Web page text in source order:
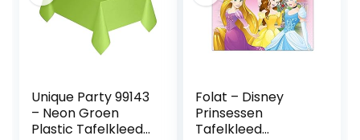
Unique Party 99143
– Neon Groen
Plastic Tafelkleed,
Folat – Disney
Prinsessen
Tafelkleed